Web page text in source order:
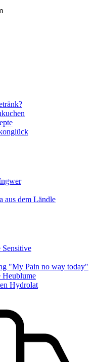
aus dem Ländle
"My Pain no way today"
Heublume
Hydrolat